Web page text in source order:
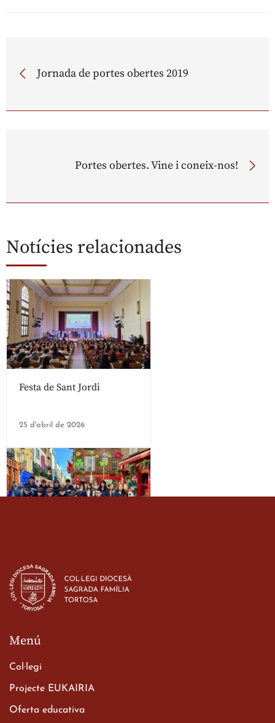
Jornada de portes obertes 2019
Portes obertes. Vine i coneix-nos!
Notícies relacionades
Festa de Sant Jordi
25 d'abril de 2026
d’ESO-BSD a Irlanda
23 de març de 2026
Menú
Col·legi
Projecte EUKAIRIA
Oferta educativa